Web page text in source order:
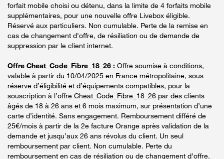
forfait mobile choisi ou détenu, dans la limite de 4 forfaits mobile
supplémentaires, pour une nouvelle offre Livebox éligible.
Réservé aux particuliers. Non cumulable. Perte de la remise en
cas de changement d'offre, de résiliation ou de demande de
suppression par le client internet.
Offre Cheat_Code_Fibre_18_26 : Offre soumise à conditions,
valable à partir du 10/04/2025 en France métropolitaine, sous
réserve d’éligibilité et d’équipements compatibles, pour la
souscription à l’offre Cheat_Code_Fibre_18_26 par des clients
âgés de 18 à 26 ans et 6 mois maximum, sur présentation d’une
carte d’identité. Sans engagement. Remboursement différé de
25€/mois à partir de la 2e facture Orange après validation de la
demande et jusqu’aux 26 ans révolus du client. Un seul
remboursement par client. Non cumulable. Perte du
remboursement en cas de résiliation ou de changement d’offre.